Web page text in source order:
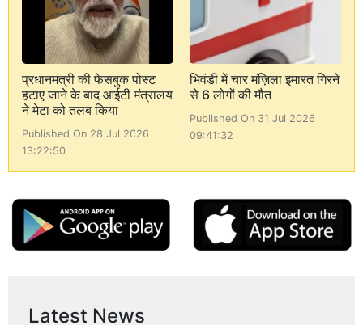
प्रधानमंत्री की फेसबुक पोस्ट
हटाए जाने के बाद आईटी मंत्रालय
ने मेटा को तलब किया
Published On 28 Jul 2026
13:22:50
भिवंडी में चार मंज़िला इमारत गिरने
से 6 लोगों की मौत
Published On 31 Jul 2026
09:41:32
Latest News